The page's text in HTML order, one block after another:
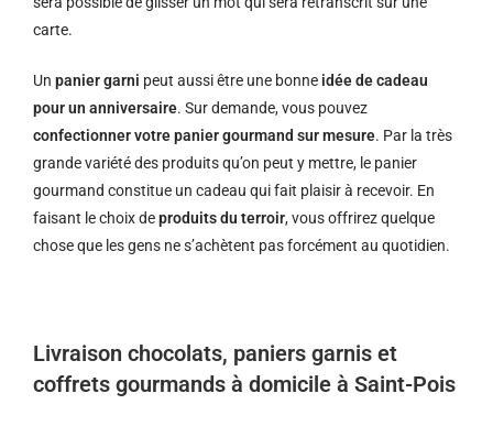
carte.
Un panier garni peut aussi être une bonne idée de cadeau
pour un anniversaire. Sur demande, vous pouvez
confectionner votre panier gourmand sur mesure. Par la très
grande variété des produits qu’on peut y mettre, le panier
gourmand constitue un cadeau qui fait plaisir à recevoir. En
faisant le choix deproduits du terroir, vous offrirez quelque
chose que les gens ne s’achètent pas forcément au quotidien.
Livraison chocolats, paniers garnis et
coffrets gourmands à domicile à Saint-Pois